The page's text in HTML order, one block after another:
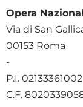
Opera
Via di San
00153 Roma
-
P.I. 02133361002
C.F.